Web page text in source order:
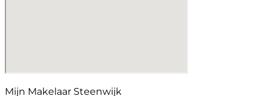
Mijn Makelaar Steenwijk